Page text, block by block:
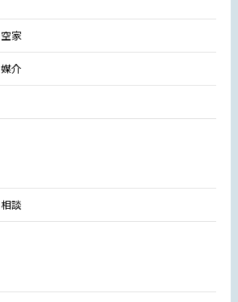
空家
媒介
相談